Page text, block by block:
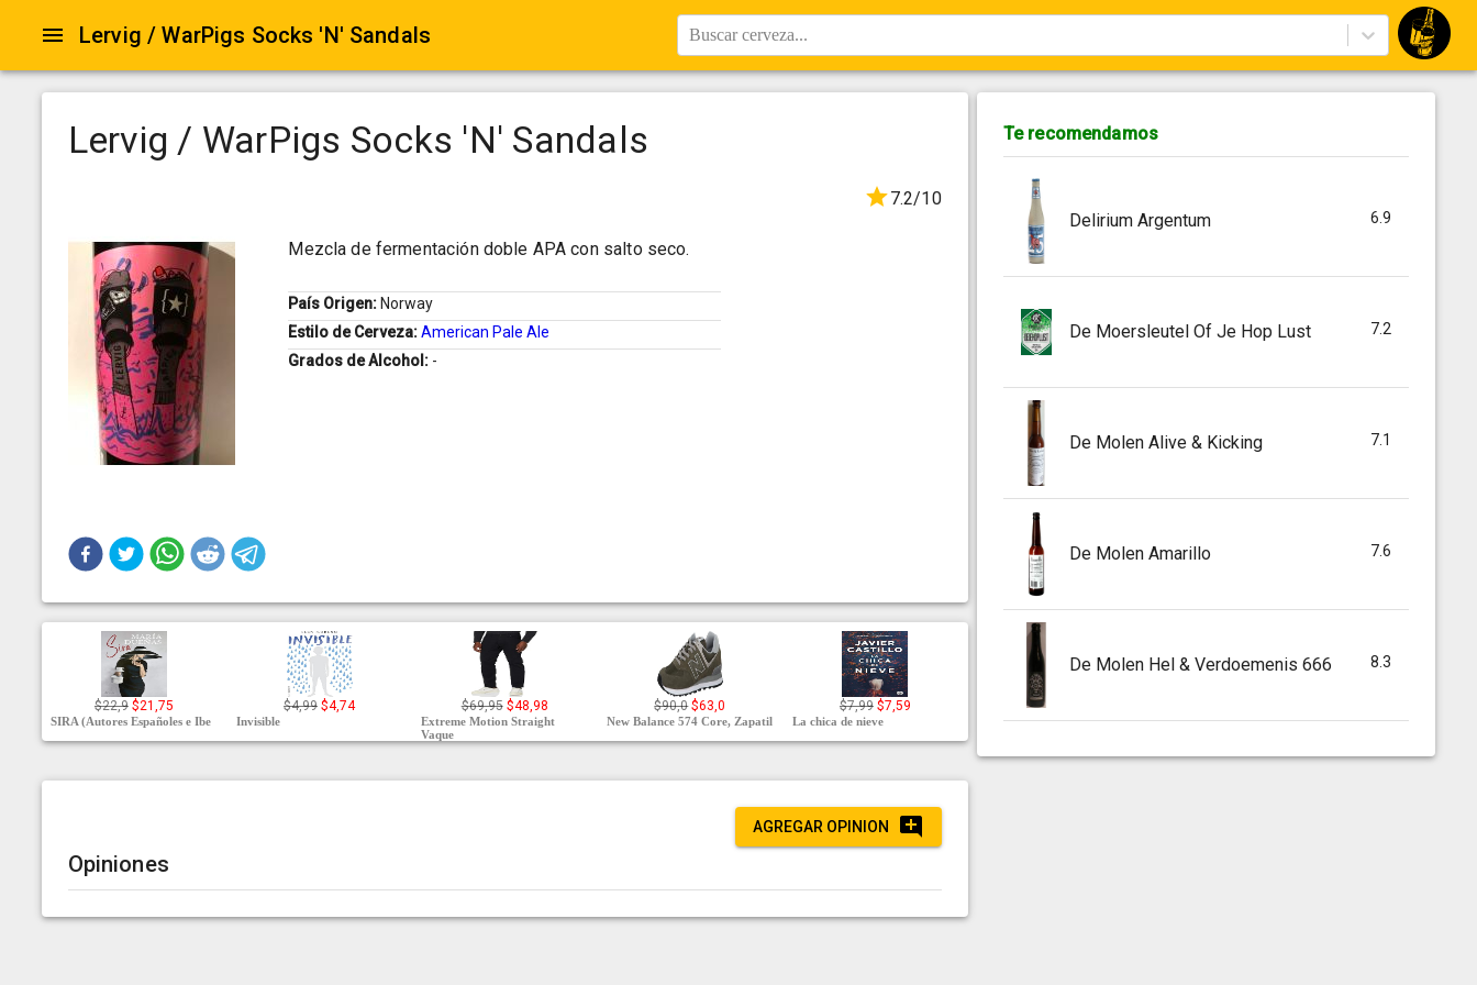
Lervig / WarPigs Socks 'N' Sandals Buscar cerveza...
Lervig / WarPigs Socks 'N' Sandals
7.2/10
Mezcla de fermentación doble APA con salto seco.
País Origen: Norway
Estilo de Cerveza:American Pale Ale
Grados de Alcohol: -
$22,9 $21,75
SIRA (Autores Españoles e Ibe
$4,99 $4,74
Invisible
$69,95 $48,98
Extreme Motion Straight
Vaque
$90,0 $63,0
New Balance 574 Core, Zapatil
$7,99 $7,59
La chica de nieve
AGREGAR OPINION
Opiniones
Te recomendamos
Delirium Argentum 6.9
De Moersleutel Of Je Hop Lust 7.2
De Molen Alive & Kicking 7.1
De Molen Amarillo 7.6
De Molen Hel & Verdoemenis 666 8.3